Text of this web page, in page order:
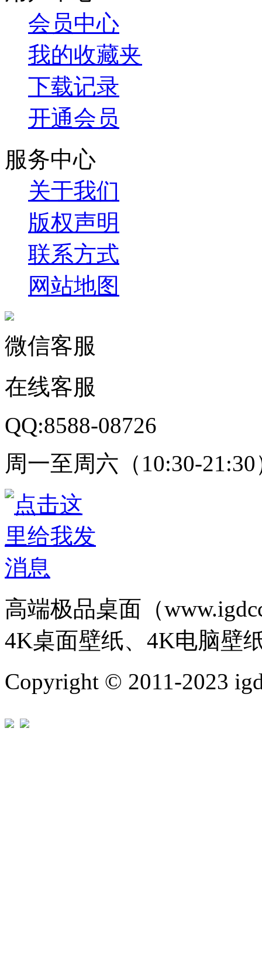
会员中心
我的收藏夹
下载记录
开通会员
服务中心
关于我们
版权声明
联系方式
网站地图
微信客服
在线客服
QQ:8588-08726
周一至周六（10:30-21:30
高端极品桌面（
4K桌面壁纸、4K电脑壁
Copyright © 2011-2023